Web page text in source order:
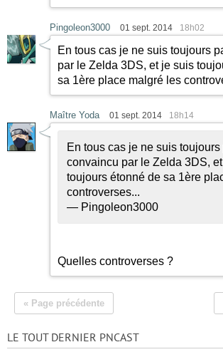
Pingoleon3000 01 sept. 2014 18h02
En tous cas je ne suis toujours
par le Zelda 3DS, et je suis
sa 1ère place malgré les
Maître Yoda 01 sept. 2014 18h14
En tous cas je ne suis toujours
convaincu par le Zelda 3DS,
toujours étonné de sa 1ère
controverses...
— Pingoleon3000
Quelles controverses ?
« Page précédente
LE TOUT DERNIER PNCAST